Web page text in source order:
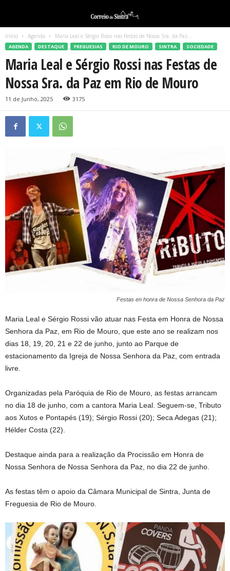
Início Agenda Maria Leal e Sérgio Rossi nas Festas de Nossa Sra. da Paz...
AGENDA DESTAQUE FREGUESIAS RIO DE MOURO SINTRA SOCIEDADE
Maria Leal e Sérgio Rossi nas Festas de
Nossa Sra. da Paz em Rio de Mouro
11 de Junho, 2025 3175
Festas en honra de Nossa Senhora da Paz
Maria Leal e Sérgio Rossi vão atuar nas Festa em Honra de Nossa
Senhora da Paz, em Rio de Mouro, que este ano se realizam nos
dias 18, 19, 20, 21 e 22 de junho, junto ao Parque de
estacionamento da Igreja de Nossa Senhora da Paz, com entrada
livre.
Organizadas pela Paróquia de Rio de Mouro, as festas arrancam
no dia 18 de junho, com a cantora Maria Leal. Seguem-se, Tributo
aos Xutos e Pontapés (19); Sérgio Rossi (20); Seca Adegas (21);
Hélder Costa (22).
Destaque ainda para a realização da Procissão em Honra de
Nossa Senhora de Nossa Senhora da Paz, no dia 22 de junho.
As festas têm o apoio da Câmara Municipal de Sintra, Junta de
Freguesia de Rio de Mouro.